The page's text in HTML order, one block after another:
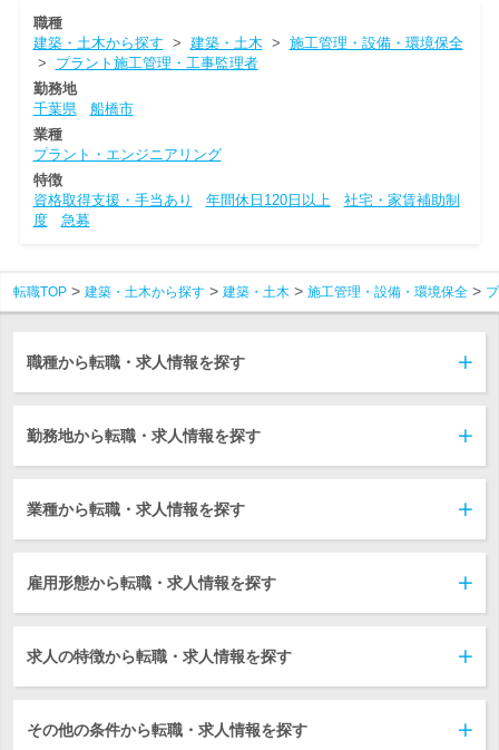
職種
建築・土木から探す > 建築・土木 > 施工管理・設備・環境保全
> プラント施工管理・工事監理者
勤務地
千葉県
船橋市
業種
プラント・エンジニアリング
特徴
資格取得支援・手当あり
年間休日120日以上
社宅・家賃補助制
度
急募
転職TOP 建築・土木から探す 建築・土木 施工管理・設備・環境保全
職種から転職・求人情報を探す
勤務地から転職・求人情報を探す
業種から転職・求人情報を探す
雇用形態から転職・求人情報を探す
求人の特徴から転職・求人情報を探す
その他の条件から転職・求人情報を探す